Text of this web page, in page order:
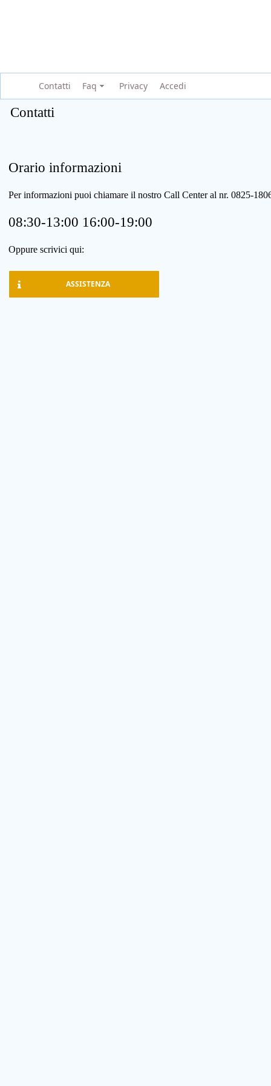
Contatti Faq Privacy Accedi
Contatti
Orario informazioni
Per informazioni puoi chiamare il nostro Call Center al nr. 0825-
08:30-13:00 16:00-19:00
Oppure scrivici qui:
ASSISTENZA